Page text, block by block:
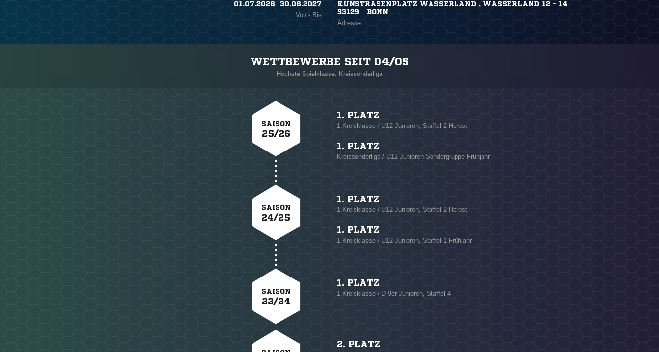
01.07.2026 ​ 30.06.2027
Von - Bis
KUNSTRASENPLATZ WASSERLAND , WASSERLAND 12 - 14
53129 BONN
Adresse
WETTBEWERBE SEIT 04/05
Höchste Spielklasse: Kreissonderliga
SAISON
25/26
1. PLATZ
1.Kreisklasse / U12-Junioren, Staffel 2 Herbst
1. PLATZ
Kreissonderliga / U12-Junioren Sondergruppe Frühjahr
SAISON
24/25
1. PLATZ
1.Kreisklasse / U12-Junioren, Staffel 2 Herbst
1. PLATZ
1.Kreisklasse / U12-Junioren, Staffel 1 Frühjahr
SAISON
23/24
1. PLATZ
1.Kreisklasse / D 9er-Junioren, Staffel 4
2. PLATZ